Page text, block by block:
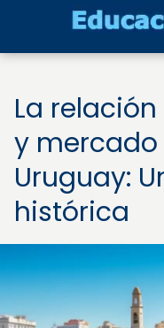
La
y
Uruguay:
histórica